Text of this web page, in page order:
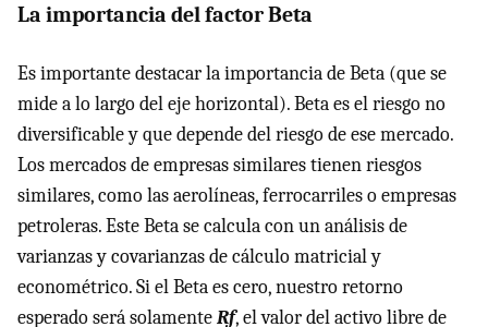
La importancia del factor Beta
Es importante destacar la importancia de Beta (que se
mide a lo largo del eje horizontal). Beta es el riesgo no
diversificable y que depende del riesgo de ese mercado.
Los mercados de empresas similares tienen riesgos
similares, como las aerolíneas, ferrocarriles o empresas
petroleras. Este Beta se calcula con un análisis de
varianzas y covarianzas de cálculo matricial y
econométrico. Si el Beta es cero, nuestro retorno
esperado será solamenteRf, el valor del activo libre de